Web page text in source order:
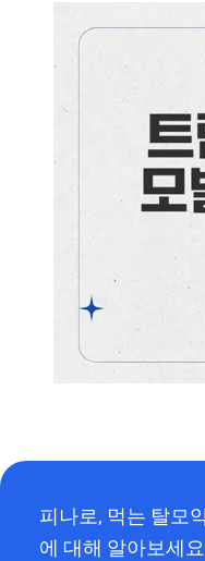
피나로, 먹는 탈모
에 대해 알아보세